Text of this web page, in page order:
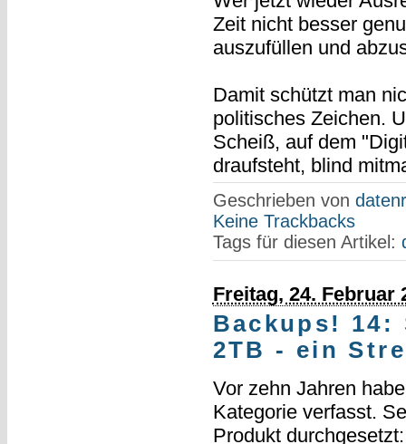
Zeit nicht besser
auszufüllen und
Damit schützt man
politisches Zeichen.
Scheiß, auf dem
draufsteht, blind
Geschrieben von
Keine Trackbacks
Tags für diesen Artikel:
Freitag, 24. Februar
Backups! 14:
2TB - ein
Vor zehn Jahren
Kategorie verfasst.
Produkt